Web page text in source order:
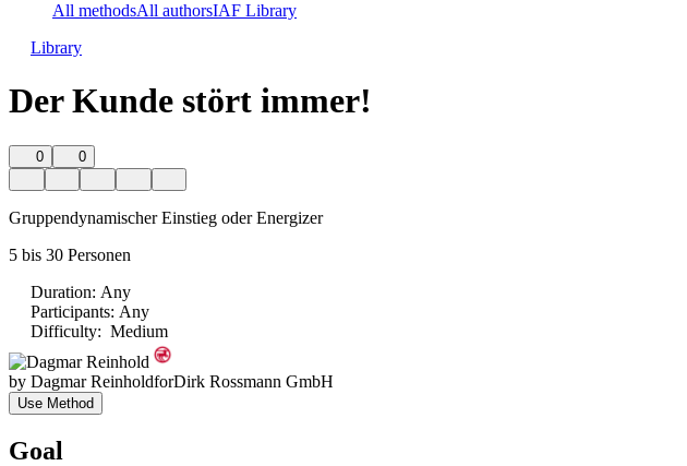
All methodsAll authorsIAF Library
Library
Der Kunde stört immer!
0 0
Gruppendynamischer Einstieg oder Energizer
5 bis 30 Personen
Duration: Any
Participants: Any
Difficulty: Medium
by Dagmar ReinholdforDirk Rossmann GmbH
Use Method
Goal